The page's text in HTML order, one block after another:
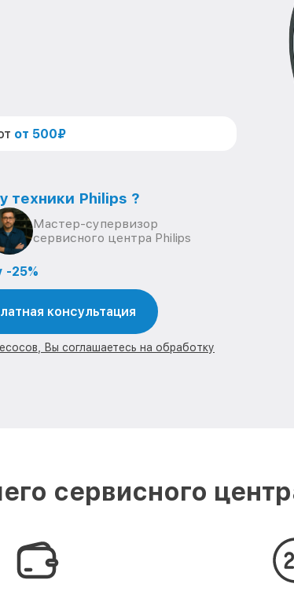
от 500₽
техники Philips ?
Мастер-супервизор
сервисного центра Philips
-25%
консультация
Вы соглашаетесь на обработку
сервисного